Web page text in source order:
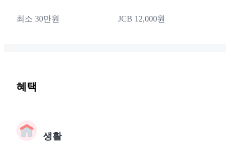
최소 30만원 JCB 12,000원
혜택
생활